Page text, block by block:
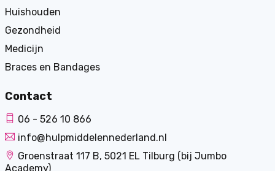
Huishouden
Gezondheid
Medicijn
Braces en Bandages
Contact
06 - 526 10 866
info@hulpmiddelennederland.nl
Groenstraat 117 B, 5021 EL Tilburg (bij Jumbo
Academy)